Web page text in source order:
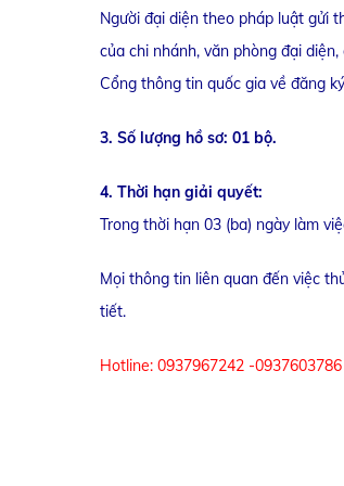
Người đại diện theo pháp luật gửi
của chi nhánh, văn phòng đại
Cổng thông tin quốc gia về đăng
3. Số lượng hồ sơ: 01 bộ.
4. Thời hạn giải quyết:
Trong thời hạn 03 (ba) ngày làm
Mọi thông tin liên quan đến việc
tiết.
Hotline: 0937967242 -0937603786